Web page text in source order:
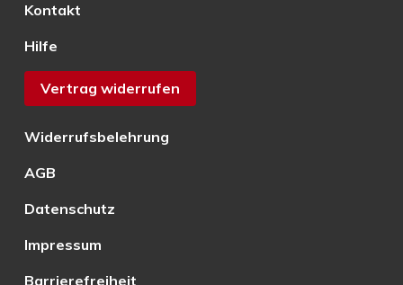
Kontakt
Hilfe
Vertrag widerrufen
Widerrufsbelehrung
AGB
Datenschutz
Impressum
Barrierefreiheit